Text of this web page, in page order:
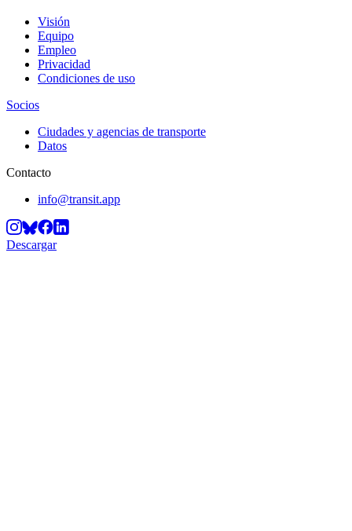
Visión
Equipo
Empleo
Privacidad
Condiciones de uso
Socios
Ciudades y agencias de transporte
Datos
Contacto
info@transit.app
Descargar